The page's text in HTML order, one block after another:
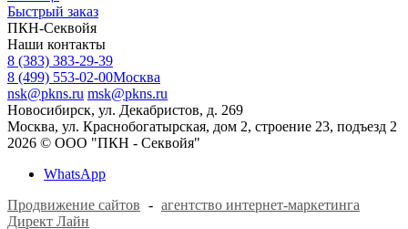
Быстрый заказ
ПКН-Секвойя
Наши контакты
8 (383) 383-29-39
8 (499) 553-02-00Москва
nsk@pkns.ru msk@pkns.ru
Новосибирск, ул. Декабристов, д. 269
Москва, ул. Краснобогатырская, дом 2, строение 23, подъезд 2
2026 © ООО "ПКН - Секвойя"
WhatsApp
Продвижение сайтов - агентство интернет-маркетинга
Директ Лайн